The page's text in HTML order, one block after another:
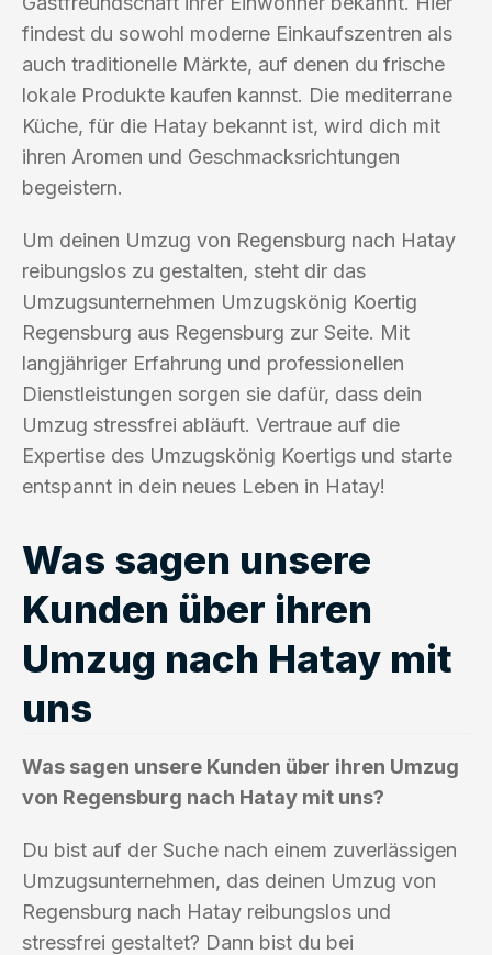
findest du sowohl moderne Einkaufszentren als
auch traditionelle Märkte, auf denen du frische
lokale Produkte kaufen kannst. Die mediterrane
Küche, für die Hatay bekannt ist, wird dich mit
ihren Aromen und Geschmacksrichtungen
begeistern.
Um deinen Umzug von Regensburg nach Hatay
reibungslos zu gestalten, steht dir das
Umzugsunternehmen Umzugskönig Koertig
Regensburg aus Regensburg zur Seite. Mit
langjähriger Erfahrung und professionellen
Dienstleistungen sorgen sie dafür, dass dein
Umzug stressfrei abläuft. Vertraue auf die
Expertise des Umzugskönig Koertigs und starte
entspannt in dein neues Leben in Hatay!
Was sagen unsere
Kunden über ihren
Umzug nach Hatay mit
uns
Was sagen unsere Kunden über ihren Umzug
von Regensburg nach Hatay mit uns?
Du bist auf der Suche nach einem zuverlässigen
Umzugsunternehmen, das deinen Umzug von
Regensburg nach Hatay reibungslos und
stressfrei gestaltet? Dann bist du bei